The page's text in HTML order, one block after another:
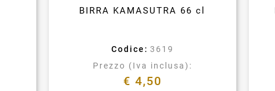
BIRRA KAMASUTRA 66 cl
Codice: 3619
Prezzo (Iva inclusa):
€ 4,50